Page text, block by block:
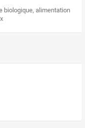
biologique,alimentation